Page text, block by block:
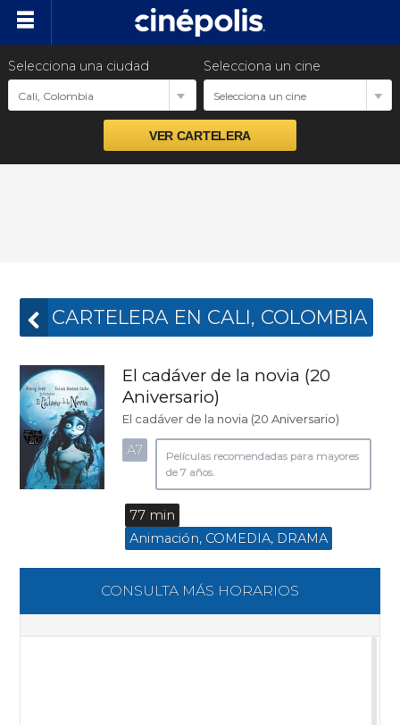
Selecciona una ciudad
Cali, Colombia
Selecciona un cine
Selecciona un cine
CARTELERA EN CALI, COLOMBIA
El cadáver de la novia (20
Aniversario)
El cadáver de la novia (20 Aniversario)
A7
Películas recomendadas para mayores
de 7 años.
77 min
Animación, COMEDIA, DRAMA
CONSULTA MÁS HORARIOS